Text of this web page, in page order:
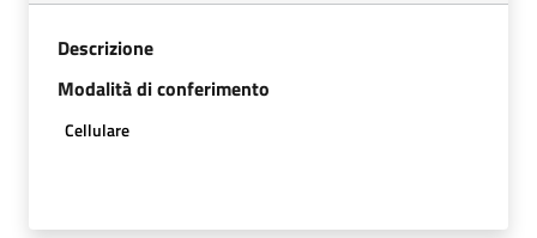
Descrizione
Modalità di conferimento
Cellulare